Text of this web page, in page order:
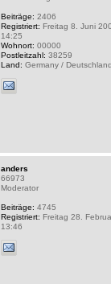
Beiträge: 2406
Registriert: Freitag 8. Juni
14:25
Wohnort: 00000
Postleitzahl: 38259
Land: Germany / Deutschland
anders
66973
Moderator
Beiträge: 4745
Registriert: Freitag 28.
13:46